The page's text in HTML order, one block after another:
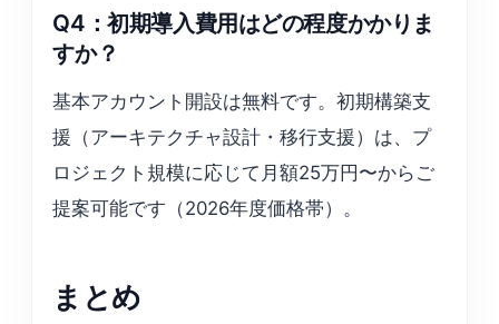
Q4：初期導入費用はどの程度かかりま
すか？
基本アカウント開設は無料です。初期構築支
援（アーキテクチャ設計・移行支援）は、プ
ロジェクト規模に応じて月額25万円〜からご
提案可能です（2026年度価格帯）。
まとめ